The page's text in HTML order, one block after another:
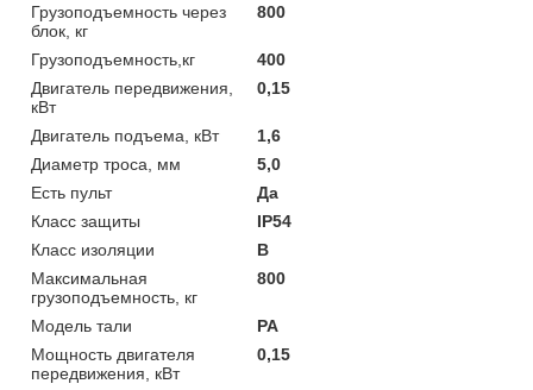
Грузоподъемность через
блок, кг
800
Грузоподъемность,кг
400
Двигатель передвижения,
кВт
0,15
Двигатель подъема, кВт
1,6
Диаметр троса, мм
5,0
Есть пульт
Да
Класс защиты
IP54
Класс изоляции
B
Максимальная
грузоподъемность, кг
800
Модель тали
РА
Мощность двигателя
передвижения, кВт
0,15